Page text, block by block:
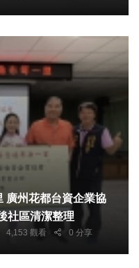
廣州花都台資企業協
社區清潔整理
4,153 觀看 0 分享